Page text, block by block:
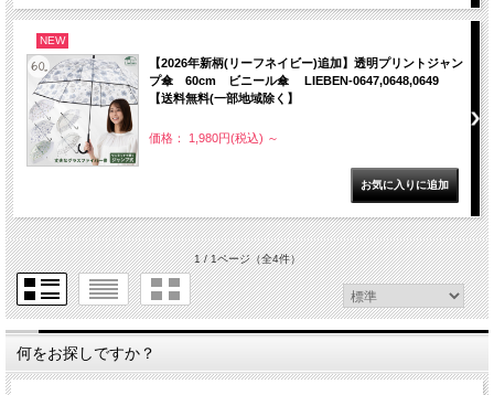
NEW
【2026年新柄(リーフネイビー)追加】透明プリントジャン
プ傘 60cm ビニール傘 LIEBEN-0647,0648,0649
【送料無料(一部地域除く】
価格： 1,980円(税込) ～
1 / 1ページ（全4件）
何をお探しですか？